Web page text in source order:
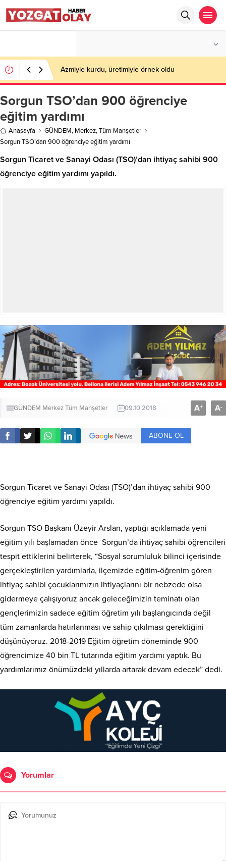
Azmiyle kurdu, üretimiyle örnek oldu
Sorgun TSO’dan 900 öğrenciye
eğitim yardımı
Anasayfa GÜNDEM, Merkez,Tüm Manşetler
Sorgun TSO’dan 900 öğrenciye eğitim yardımı
Sorgun Ticaret ve Sanayi Odası (TSO)’dan ihtiyaç sahibi 900
öğrenciye eğitim yardımı yapıldı.
GÜNDEM MerkezTüm Manşetler 09.10.2018 A+ A-
ABONE OL
Sorgun Ticaret ve Sanayi Odası (TSO)’dan ihtiyaç sahibi 900
öğrenciye eğitim yardımı yapıldı.
Sorgun TSO Başkanı Üzeyir Arslan, yaptığı açıklamada yeni
eğitim yılı başlamadan önce Sorgun’da ihtiyaç sahibi öğrencileri
tespit ettiklerini belirterek, “Sosyal sorumluluk bilinci içerisinde
gerçekleştirilen yardımlarla, ilçemizde eğitim-öğrenim gören
ihtiyaç sahibi çocuklarımızın ihtiyaçlarını bir nebzede olsa
gidermeye çalışıyoruz ancak geleceğimizin teminatı olan
gençlerimizin sadece eğitim öğretim yılı başlangıcında değil
tüm zamanlarda hatırlanması ve sahip çıkılması gerektiğini
düşünüyoruz. 2018-2019 Eğitim öğretim döneminde 900
öğrencimize 40 bin TL tutarında eğitim yardımı yaptık. Bu
yardımlarımız önümüzdeki yıllarda artarak devam edecek” dedi.
Yorumlar